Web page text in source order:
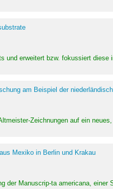
erweitert bzw. fokussiert
am Beispiel der
Zeichnungen auf ein
Mexiko in Berlin und Krakau
Manuscrip-ta americana, einer